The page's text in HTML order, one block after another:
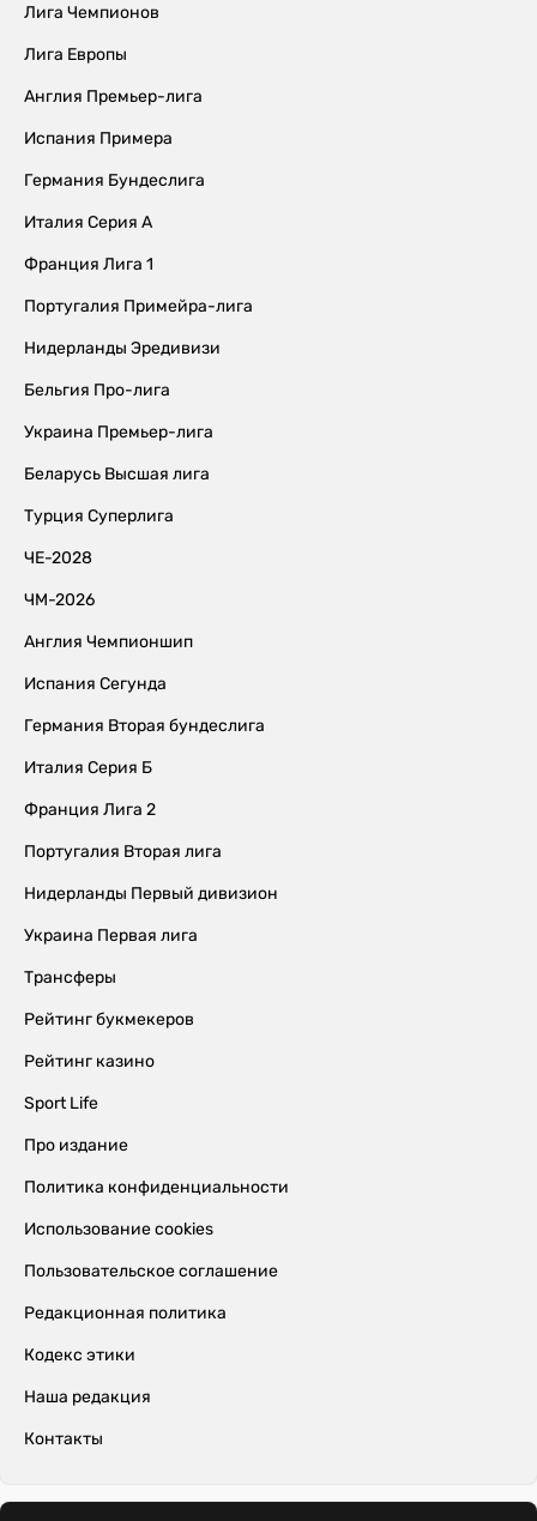
Лига Чемпионов
Лига Европы
Англия Премьер-лига
Испания Примера
Германия Бундеслига
Италия Серия А
Франция Лига 1
Португалия Примейра-лига
Нидерланды Эредивизи
Бельгия Про-лига
Украина Премьер-лига
Беларусь Высшая лига
Турция Суперлига
ЧЕ-2028
ЧМ-2026
Англия Чемпионшип
Испания Сегунда
Германия Вторая бундеслига
Италия Серия Б
Франция Лига 2
Португалия Вторая лига
Нидерланды Первый дивизион
Украина Первая лига
Трансферы
Рейтинг букмекеров
Рейтинг казино
Sport Life
Про издание
Политика конфиденциальности
Использование cookies
Пользовательское соглашение
Редакционная политика
Кодекс этики
Наша редакция
Контакты